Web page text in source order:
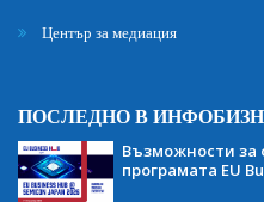
Център за медиация
ПОСЛЕДНО В
Възможности за
програмата EU